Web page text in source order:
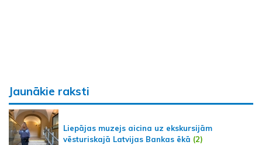
Jaunākie raksti
Liepājas muzejs aicina uz ekskursijām
vēsturiskajā Latvijas Bankas ēkā (2)